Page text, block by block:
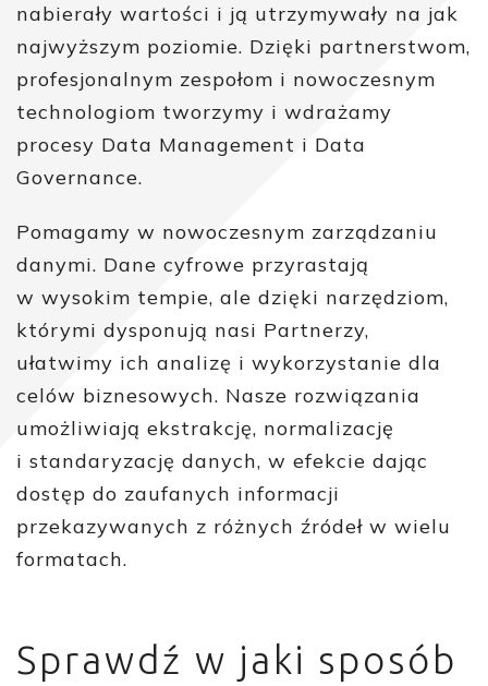
nabierały wartości i ją utrzymywały na jak
najwyższym poziomie. Dzięki partnerstwom,
profesjonalnym zespołom i nowoczesnym
technologiom tworzymy i wdrażamy
procesy Data Management i Data
Governance.
Pomagamy w nowoczesnym zarządzaniu
danymi. Dane cyfrowe przyrastają
w wysokim tempie, ale dzięki narzędziom,
którymi dysponują nasi Partnerzy,
ułatwimy ich analizę i wykorzystanie dla
celów biznesowych. Nasze rozwiązania
umożliwiają ekstrakcję, normalizację
i standaryzację danych, w efekcie dając
dostęp do zaufanych informacji
przekazywanych z różnych źródeł w wielu
formatach.
Sprawdź w jaki sposób